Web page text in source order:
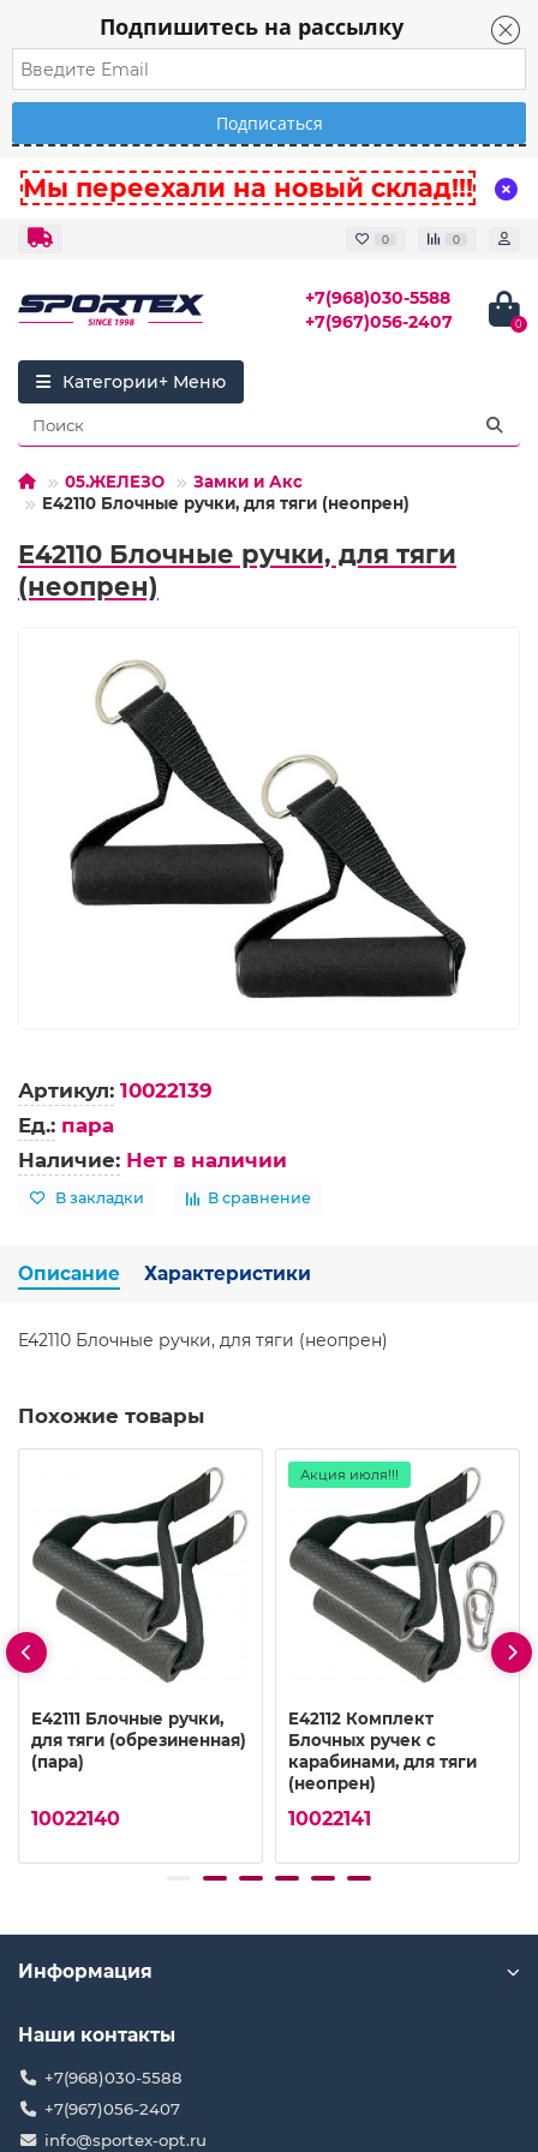
Подпишитесь на рассылку
Мы переехали на новый склад!!!
0 0
+7(968)030-5588
+7(967)056-2407
0
Категории
05.ЖЕЛЕЗО
Замки и Акс
E42110 Блочные ручки, для тяги (неопрен)
E42110 Блочные ручки, для тяги
(неопрен)
Артикул: 10022139
Ед.: пара
Наличие: Нет в наличии
В закладки В сравнение
Описание Характеристики
E42110 Блочные ручки, для тяги (неопрен)
Похожие товары
E42111 Блочные ручки,
для тяги (обрезиненная)
(пара)
10022140
Акция июля!!!
E42112 Комплект
Блочных ручек с
карабинами, для тяги
(неопрен)
10022141
Информация
Наши контакты
+7(968)030-5588
+7(967)056-2407
info@sportex-opt.ru